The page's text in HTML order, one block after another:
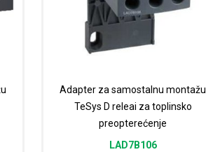
Adapter za samostalnu montažu
TeSys D releai za toplinsko
preopterećenje
LAD7B106